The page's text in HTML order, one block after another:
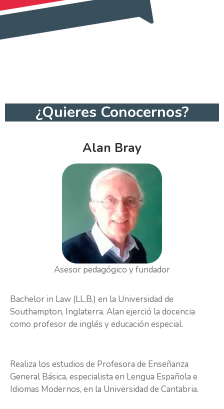
¿Quieres Conocernos?
Alan Bray
Asesor pedagógico y fundador
Bachelor in Law (LL.B.) en la Universidad de
Southampton, Inglaterra. Alan ejerció la docencia
como profesor de inglés y educación especial.
Realiza los estudios de Profesora de Enseñanza
General Básica, especialista en Lengua Española e
Idiomas Modernos, en la Universidad de Cantabria.